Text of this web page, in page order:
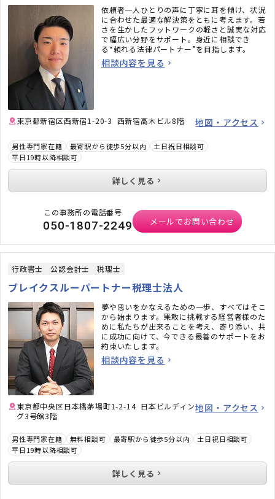
依頼者一人ひとりの声に丁寧に耳を傾け、状況
に合わせた最適な解決策をともに考えます。若
さを生かしたフットワークの軽さと誠実な対応
で幅広い分野をサポート。身近に相談でき
る“頼れる法律パートナー”を目指します。
相談内容を見る
東京都新宿区西新宿1-20-3 西新宿高木ビル8階 地図・アクセス
男性専門家在籍 最寄駅から徒歩5分以内
土日祝日相談可
平日19時以降相談可
詳しく見る
この事務所の電話番号
050-1807-2249 メールでお問い合わせ
行政書士 公認会計士 税理士
ブレイクスルーパートナー税理士法人
夢や思いをかなえるための一歩、すべてはそこ
から始まります。果敢に挑戦する経営者様のた
めに私たちが出来ることを考え、寄り添い、共
に成功に向けて、今できる最善のサポートをお
約束いたします。
相談内容を見る
東京都中央区日本橋茅場町1-2-14 日本ビルディン
グ3号館3階
地図・アクセス
男性専門家在籍 無料相談可 最寄駅から徒歩5分以内
土日祝日相談可
平日19時以降相談可
詳しく見る